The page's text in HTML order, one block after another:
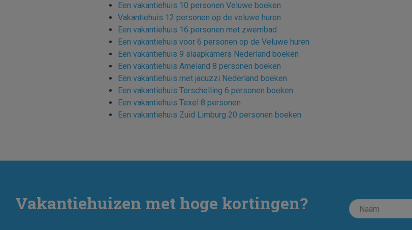
Een vakantiehuis 10 personen Veluwe boeken
Vakantiehuis 12 personen op de veluwe huren
Een vakantiehuis 16 personen met zwembad
Een vakantiehuis voor 6 personen op de Veluwe huren
Een vakantiehuis 9 slaapkamers Nederland boeken
Een vakantiehuis Ameland 8 personen boeken
Een vakantiehuis met jacuzzi Nederland boeken
Een vakantiehuis Terschelling 6 personen boeken
Een vakantiehuis Texel 8 personen
Een vakantiehuis Zuid Limburg 20 personen boeken
Vakantiehuizen met hoge kortingen?